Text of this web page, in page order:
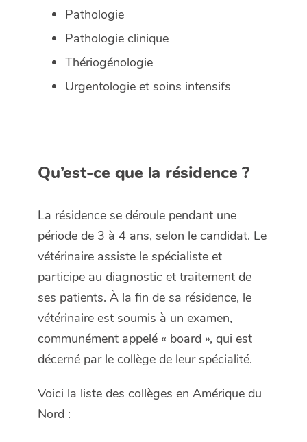
Pathologie
Pathologie clinique
Thériogénologie
Urgentologie et soins intensifs
Qu’est-ce que la résidence ?
La résidence se déroule pendant une
période de 3 à 4 ans, selon le candidat. Le
vétérinaire assiste le spécialiste et
participe au diagnostic et traitement de
ses patients. À la fin de sa résidence, le
vétérinaire est soumis à un examen,
communément appelé « board », qui est
décerné par le collège de leur spécialité.
Voici la liste des collèges en Amérique du
Nord :